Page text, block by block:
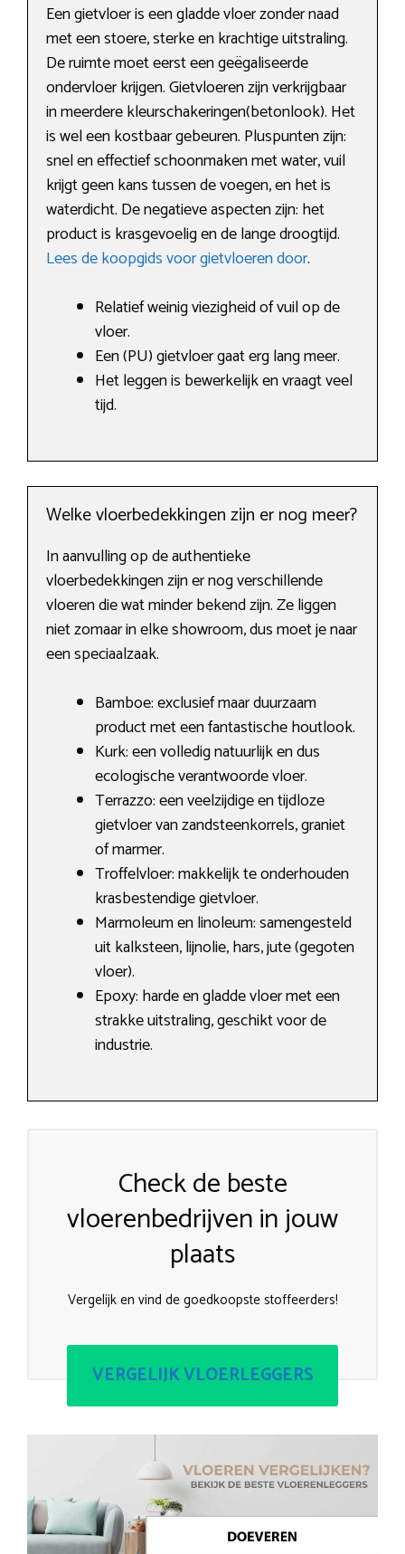
Een gietvloer is een gladde vloer zonder naad
met een stoere, sterke en krachtige uitstraling.
De ruimte moet eerst een geëgaliseerde
ondervloer krijgen. Gietvloeren zijn verkrijgbaar
in meerdere kleurschakeringen(betonlook). Het
is wel een kostbaar gebeuren. Pluspunten zijn:
snel en effectief schoonmaken met water, vuil
krijgt geen kans tussen de voegen, en het is
waterdicht. De negatieve aspecten zijn: het
product is krasgevoelig en de lange droogtijd.
Lees de koopgids voor gietvloeren door.
Relatief weinig viezigheid of vuil op de
vloer.
Een (PU) gietvloer gaat erg lang meer.
Het leggen is bewerkelijk en vraagt veel
tijd.
Welke vloerbedekkingen zijn er nog meer?
In aanvulling op de authentieke
vloerbedekkingen zijn er nog verschillende
vloeren die wat minder bekend zijn. Ze liggen
niet zomaar in elke showroom, dus moet je naar
een speciaalzaak.
Bamboe: exclusief maar duurzaam
product met een fantastische houtlook.
Kurk: een volledig natuurlijk en dus
ecologische verantwoorde vloer.
Terrazzo: een veelzijdige en tijdloze
gietvloer van zandsteenkorrels, graniet
of marmer.
Troffelvloer: makkelijk te onderhouden
krasbestendige gietvloer.
Marmoleum en linoleum: samengesteld
uit kalksteen, lijnolie, hars, jute (gegoten
vloer).
Epoxy: harde en gladde vloer met een
strakke uitstraling, geschikt voor de
industrie.
Check de beste
vloerenbedrijven in jouw
plaats
Vergelijk en vind de goedkoopste stoffeerders!
VERGELIJK VLOERLEGGERS